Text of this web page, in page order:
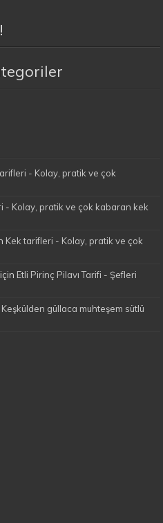
- Kolay, pratik ve çok
- Kolay, pratik ve çok kabaran kek
Kek tarifleri - Kolay, pratik ve çok
için Etli Pirinç Pilavı Tarifi - Şefleri
güllaca muhteşem sütlü